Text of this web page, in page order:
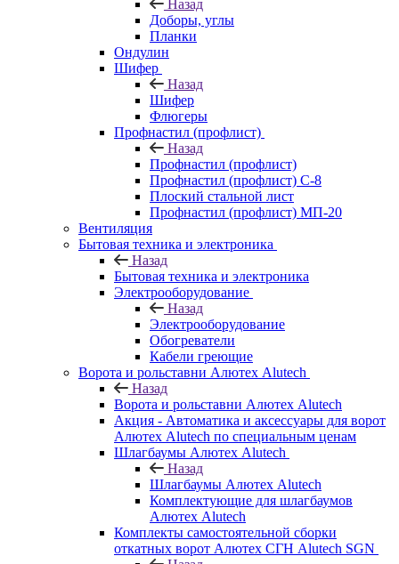
Назад
Доборы, углы
Планки
Ондулин
Шифер
Назад
Шифер
Флюгеры
Профнастил (профлист)
Назад
Профнастил (профлист)
Профнастил (профлист) С-8
Плоский стальной лист
Профнастил (профлист) МП-20
Вентиляция
Бытовая техника и электроника
Назад
Бытовая техника и электроника
Электрооборудование
Назад
Электрооборудование
Обогреватели
Кабели греющие
Ворота и рольставни Алютех Alutech
Назад
Ворота и рольставни Алютех Alutech
Акция - Автоматика и аксессуары для ворот
Алютех Alutech по специальным ценам
Шлагбаумы Алютех Alutech
Назад
Шлагбаумы Алютех Alutech
Комплектующие для шлагбаумов
Алютех Alutech
Комплекты самостоятельной сборки
откатных ворот Алютех СГН Alutech SGN